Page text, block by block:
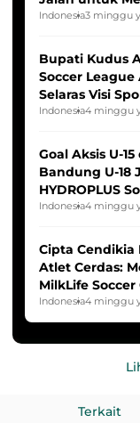
Indonesia Putri
Indonesia3 minggu
Bupati Kudus
Soccer League
Selaras Visi
Indonesia4 minggu
Goal Aksis U-
Bandung U-18
HYDROPLUS
2025/2026
Indonesia4 minggu
Cipta Cendikia
Atlet Cerdas:
MilkLife
HYDROPLUS
Indonesia4 minggu
Terkait